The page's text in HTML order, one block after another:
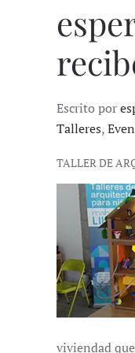
Escrito por
Talleres,
TALLER DE
viviendad